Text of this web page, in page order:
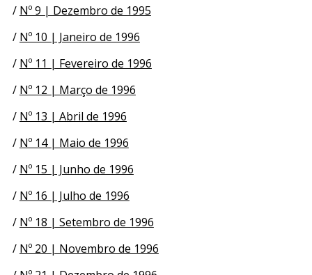
/ Nº 9 | Dezembro de 1995
/ Nº 10 | Janeiro de 1996
/ Nº 11 | Fevereiro de 1996
/ Nº 12 | Março de 1996
/ Nº 13 | Abril de 1996
/ Nº 14 | Maio de 1996
/ Nº 15 | Junho de 1996
/ Nº 16 | Julho de 1996
/ Nº 18 | Setembro de 1996
/ Nº 20 | Novembro de 1996